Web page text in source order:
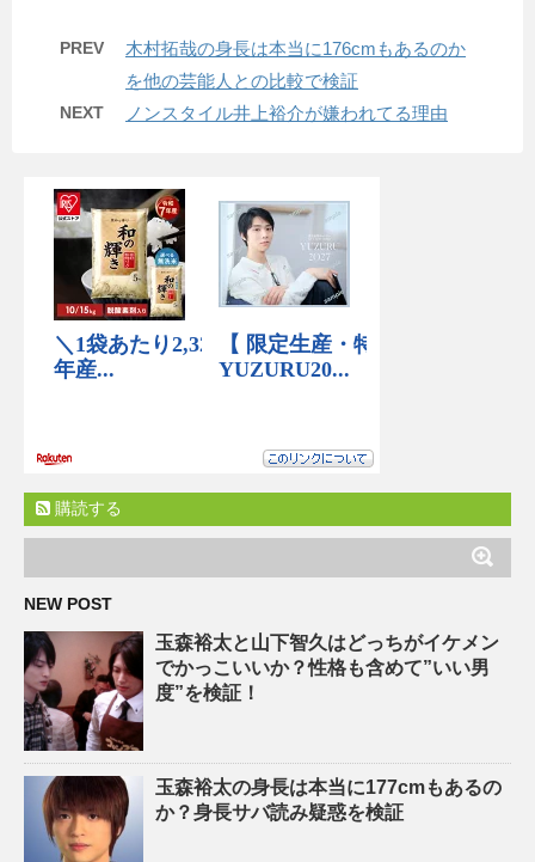
PREV
木村拓哉の身長は本当に176cmもあるのか
を他の芸能人との比較で検証
NEXT ノンスタイル井上裕介が嫌われてる理由
購読する
NEW POST
玉森裕太と山下智久はどっちがイケメン
でかっこいいか？性格も含めて”いい男
度”を検証！
玉森裕太の身長は本当に177cmもあるの
か？身長サバ読み疑惑を検証